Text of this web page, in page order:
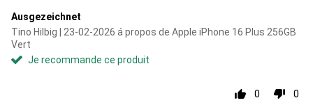
Ausgezeichnet
Tino Hilbig | 23-02-2026 á propos de Apple iPhone 16 Plus 256GB
Vert
Je recommande ce produit
0 0